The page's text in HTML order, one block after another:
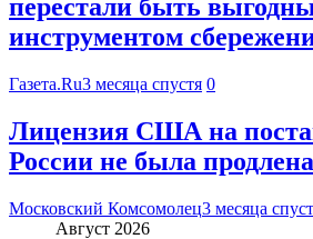
перестали быть
инструментом
Газета.Ru3 месяца спустя 0
Лицензия США на
России не была продлена
Московский Комсомолец3 месяца
Август 2026